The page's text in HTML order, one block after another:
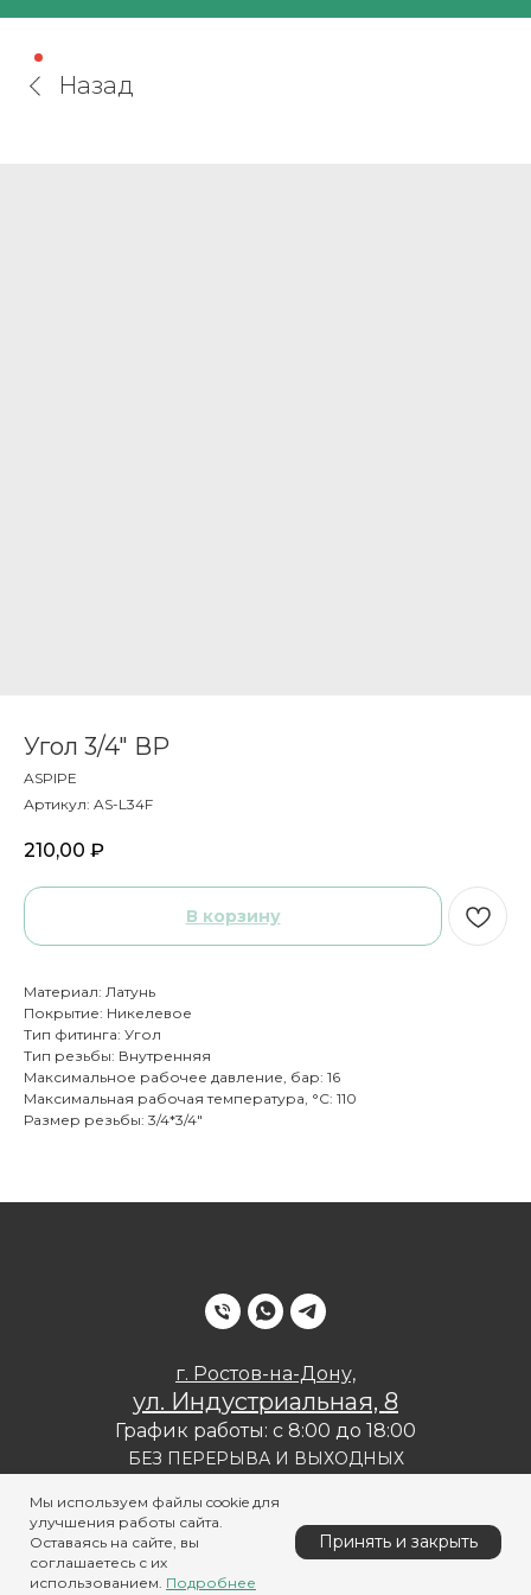
Назад
Угол 3/4" ВР
ASPIPE
Артикул: AS-L34F
210,00 ₽
В корзину
Материал: Латунь
Покрытие: Никелевое
Тип фитинга: Угол
Тип резьбы: Внутренняя
Максимальное рабочее давление, бар: 16
Максимальная рабочая температура, °С: 110
Размер резьбы: 3/4*3/4"
г. Ростов-на-Дону,
ул. Индустриальная, 8
График работы: с 8:00 до 18:00
БЕЗ ПЕРЕРЫВА И ВЫХОДНЫХ
Мы используем файлы cookie для
улучшения работы сайта.
Оставаясь на сайте, вы
соглашаетесь с их
использованием. Подробнее
Принять и закрыть